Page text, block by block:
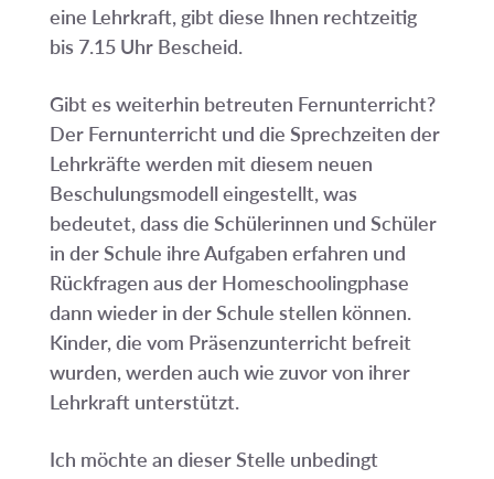
eine Lehrkraft, gibt diese Ihnen rechtzeitig
bis 7.15 Uhr Bescheid.
Gibt es weiterhin betreuten Fernunterricht?
Der Fernunterricht und die Sprechzeiten der
Lehrkräfte werden mit diesem neuen
Beschulungsmodell eingestellt, was
bedeutet, dass die Schülerinnen und Schüler
in der Schule ihre Aufgaben erfahren und
Rückfragen aus der Homeschoolingphase
dann wieder in der Schule stellen können.
Kinder, die vom Präsenzunterricht befreit
wurden, werden auch wie zuvor von ihrer
Lehrkraft unterstützt.
Ich möchte an dieser Stelle unbedingt